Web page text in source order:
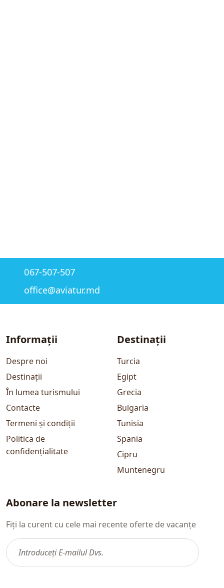
067-507-507
office@aviatur.md
Informații
Despre noi
Destinații
În lumea turismului
Contacte
Termeni și condiții
Politica de
confidențialitate
Destinații
Turcia
Egipt
Grecia
Bulgaria
Tunisia
Spania
Cipru
Muntenegru
Abonare la newsletter
Fiți la curent cu cele mai recente oferte de vacanțe